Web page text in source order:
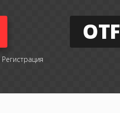
Регистрация
OTF